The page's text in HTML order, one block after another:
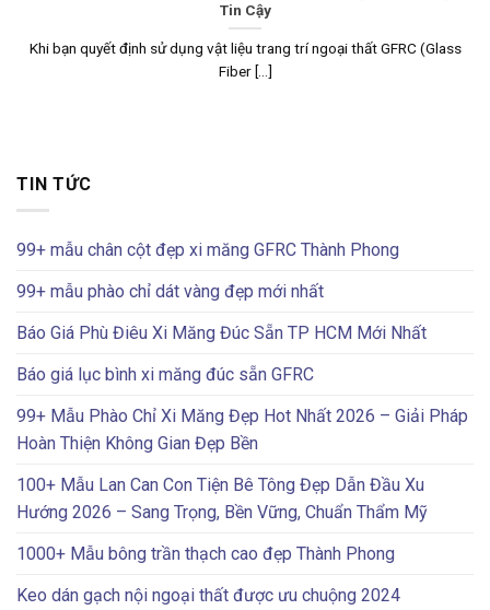
Tin Cậy
Khi bạn quyết định sử dụng vật liệu trang trí ngoại thất GFRC (Glass
Fiber [...]
TIN TỨC
99+ mẫu chân cột đẹp xi măng GFRC Thành Phong
99+ mẫu phào chỉ dát vàng đẹp mới nhất
Báo Giá Phù Điêu Xi Măng Đúc Sẵn TP HCM Mới Nhất
Báo giá lục bình xi măng đúc sẵn GFRC
99+ Mẫu Phào Chỉ Xi Măng Đẹp Hot Nhất 2026 – Giải Pháp
Hoàn Thiện Không Gian Đẹp Bền
100+ Mẫu Lan Can Con Tiện Bê Tông Đẹp Dẫn Đầu Xu
Hướng 2026 – Sang Trọng, Bền Vững, Chuẩn Thẩm Mỹ
1000+ Mẫu bông trần thạch cao đẹp Thành Phong
Keo dán gạch nội ngoại thất được ưu chuộng 2024